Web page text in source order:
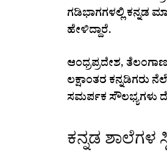
ಗಡಿಭಾಗಗಳಲ್ಲಿ ಕನ್ನಡ
ಹೇಳಿದ್ದಾರೆ.
ಆಂಧ್ರಪ್ರದೇಶ,
ಲಕ್ಷಾಂತರ ಕನ್ನಡಿಗರು
ಸಮರ್ಪಕ ಸೌಲಭ್ಯಗಳು
ಕನ್ನಡ ಶಾಲೆಗಳ